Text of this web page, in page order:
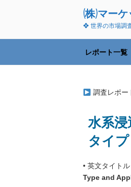
ン
へ
(株)マー
❖ 世界の市場調
レポート一覧
調査レポー
水系浸
タイ
• 英文タイトル
Type and